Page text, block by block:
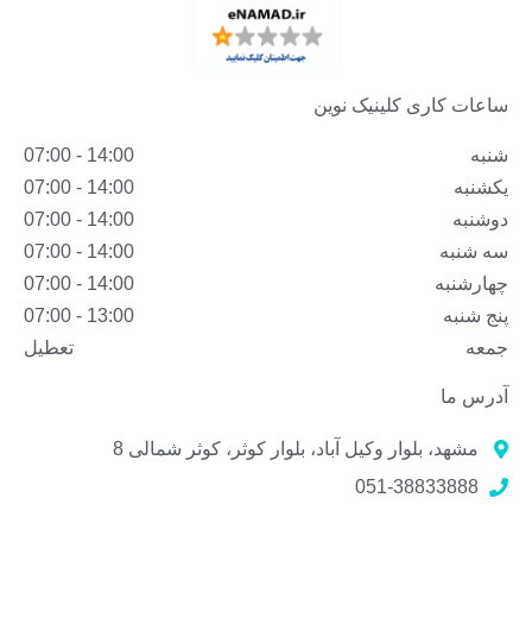
ساعات کاری کلینیک نوین
شنبه
14:00 - 07:00
یکشنبه
14:00 - 07:00
دوشنبه
14:00 - 07:00
سه شنبه
14:00 - 07:00
چهارشنبه
14:00 - 07:00
پنج شنبه
13:00 - 07:00
جمعه
تعطیل
آدرس ما
مشهد، بلوار وکیل آباد، بلوار کوثر، کوثر شمالی 8
051-38833888